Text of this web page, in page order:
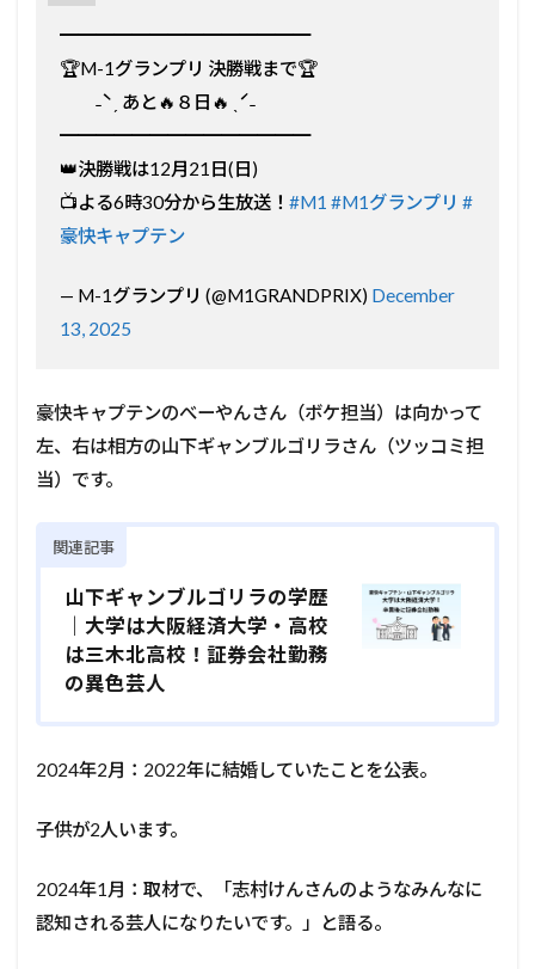
━━━━━━━━━━━━━━
🏆M-1グランプリ 決勝戦まで🏆
˗ˋˏ あと🔥８日🔥 ˎˊ˗
━━━━━━━━━━━━━━
👑決勝戦は12月21日(日)
📺よる6時30分から生放送！ #M1 #M1グランプリ #
豪快キャプテン
— M-1グランプリ (@M1GRANDPRIX) December
13, 2025
豪快キャプテンのべーやんさん（ボケ担当）は向かって
左、右は相方の山下ギャンブルゴリラさん（ツッコミ担
当）です。
関連記事
山下ギャンブルゴリラの学歴
｜大学は大阪経済大学・高校
は三木北高校！証券会社勤務
の異色芸人
2024年2月：2022年に結婚していたことを公表。
子供が2人います。
2024年1月：取材で、「志村けんさんのようなみんなに
認知される芸人になりたいです。」と語る。